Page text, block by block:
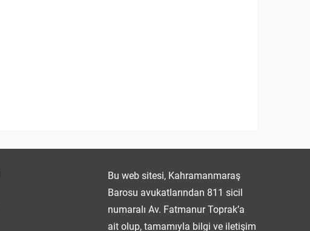
Bu web sitesi, Kahramanmaraş
Barosu avukatlarından 811 sicil
numaralı Av. Fatmanur Toprak’a
ait olup, tamamıyla bilgi ve iletişim